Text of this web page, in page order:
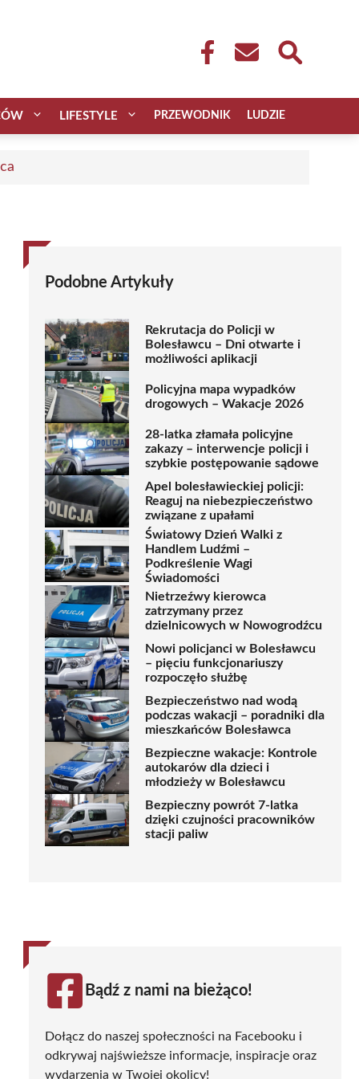
LIFESTYLE PRZEWODNIK LUDZIE
Podobne Artykuły
Rekrutacja do Policji w
Bolesławcu – Dni otwarte i
możliwości aplikacji
Policyjna mapa wypadków
drogowych – Wakacje 2026
28-latka złamała policyjne
zakazy – interwencje policji i
szybkie postępowanie sądowe
Apel bolesławieckiej policji:
Reaguj na niebezpieczeństwo
związane z upałami
Światowy Dzień Walki z
Handlem Ludźmi –
Podkreślenie Wagi
Świadomości
Nietrzeźwy kierowca
zatrzymany przez
dzielnicowych w Nowogrodźcu
Nowi policjanci w Bolesławcu
– pięciu funkcjonariuszy
rozpoczęło służbę
Bezpieczeństwo nad wodą
podczas wakacji – poradniki dla
mieszkańców Bolesławca
Bezpieczne wakacje: Kontrole
autokarów dla dzieci i
młodzieży w Bolesławcu
Bezpieczny powrót 7-latka
dzięki czujności pracowników
stacji paliw
Bądź z nami na bieżąco!
Dołącz do naszej społeczności na Facebooku i
odkrywaj najświeższe informacje, inspiracje oraz
wydarzenia w Twojej okolicy!